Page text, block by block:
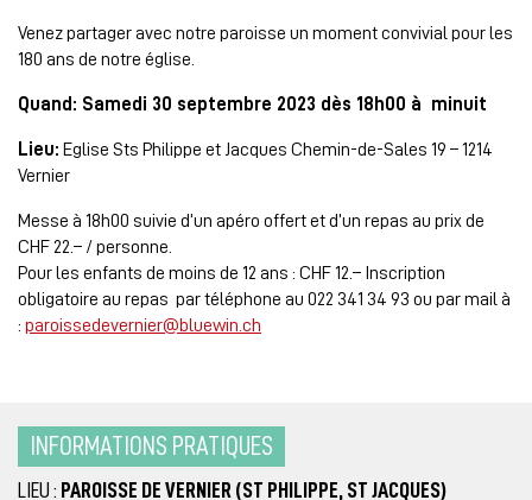
Venez partager avec notre paroisse un moment convivial pour les
180 ans de notre église.
Quand: Samedi 30 septembre 2023 dès 18h00 à minuit
Lieu: Eglise Sts Philippe et Jacques Chemin-de-Sales 19 – 1214
Vernier
Messe à 18h00 suivie d’un apéro offert et d’un repas au prix de
CHF 22.– / personne.
Pour les enfants de moins de 12 ans : CHF 12.– Inscription
obligatoire au repas par téléphone au 022 341 34 93 ou par mail à
: paroissedevernier@bluewin.ch
INFORMATIONS PRATIQUES
LIEU : PAROISSE DE VERNIER (ST PHILIPPE, ST JACQUES)